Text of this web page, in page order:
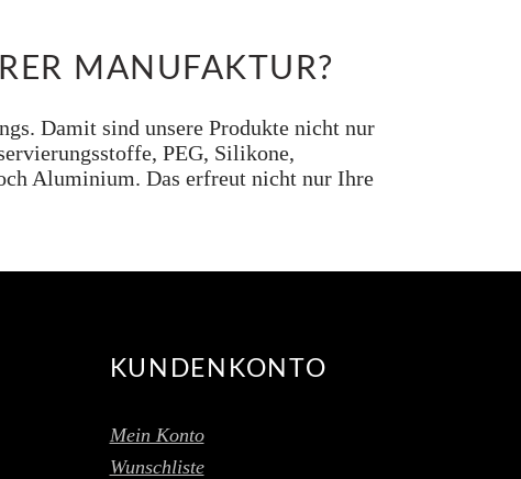
MANUFAKTUR?
Damit sind unsere Produkte nicht nur
PEG, Silikone,
Aluminium. Das erfreut nicht nur Ihre
KUNDENKONTO
Mein Konto
Wunschliste